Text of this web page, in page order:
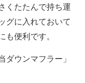
くたたんで持ち運
グに入れておいて
も便利です。
ウンマフラー」